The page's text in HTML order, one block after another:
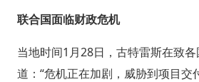
联合国面临财政危机
当地时间1月28日，古特雷斯在致
道：“危机正在加剧，威胁到项目交